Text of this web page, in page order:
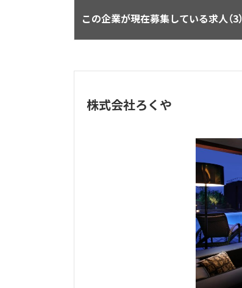
この企業が現在募集している求人（3）
株式会社ろくや